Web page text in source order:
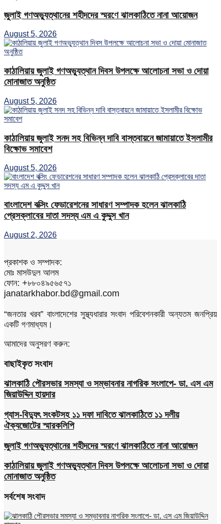
জুলাই গণঅভ্যুত্থানের শহীদদের স্মরণে ঝালকাঠিতে নানা আয়োজন
August 5, 2026
কাঠালিয়ায় জুলাই গণঅভ্যুত্থান দিবস উপলক্ষে আলোচনা সভা ও দোয়া
মোনাজাত অনুষ্ঠিত
August 5, 2026
কাঠালিয়ায় জুলাই সনদ সহ বিভিন্ন দাবি বাস্তবায়নে জামায়াতে ইসলামীর
বিক্ষোভ সমাবেশ
August 5, 2026
বাংলাদেশ বক্সিং ফেডারেশনের সাধারণ সম্পাদক হলেন ঝালকাঠি
প্রেসক্লাবের দাতা সদস্য এম এ কুদ্দুস খান
August 2, 2026
প্রকাশক ও সম্পাদক:
মোঃ মাসউদুল আলম
ফোন: +৮৮০৪৯৫৬৫৭১
janatarkhabor.bd@gmail.com
“জনতার খরব” বাংলাদেশের সুস্থ্যধারার সংবাদ পরিবেশনকারী অন্যতম জনপ্রিয়
একটি গণমাধ্যম।
আমাদের অনুসরণ করুন:
বাছাইকৃত সংবাদ
ঝালকাঠি পৌরসভার সমস্যা ও সম্ভাবনার নাগরিক সংলাপে- ডা. এস এম
জিয়াউদ্দিন হায়দার
গ্যাস-বিদ্যুৎ সংকটসহ ১১ দফা দাবিতে ঝালকাঠিতে ১১ দলীয়
ঐক্যজোটের স্মারকলিপি
জুলাই গণঅভ্যুত্থানের শহীদদের স্মরণে ঝালকাঠিতে নানা আয়োজন
কাঠালিয়ায় জুলাই গণঅভ্যুত্থান দিবস উপলক্ষে আলোচনা সভা ও দোয়া
মোনাজাত অনুষ্ঠিত
সর্বশেষ সংবাদ